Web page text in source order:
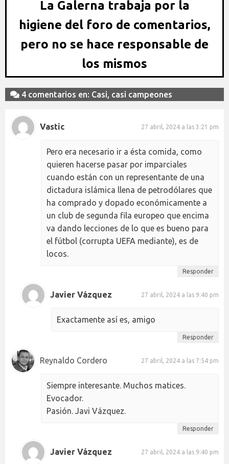
La Galerna trabaja por la
higiene del foro de comentarios,
pero no se hace responsable de
los mismos
4 comentarios en: Casi, casi campeones
Vastic 27 abril, 2024 a las 3:21 pm
Pero era necesario ir a ésta comida, como
quieren hacerse pasar por imparciales
cuando están con un representante de una
dictadura islámica llena de petrodólares que
ha comprado y dopado económicamente a
un club de segunda fila europeo que encima
va dando lecciones de lo que es bueno para
el fútbol (corrupta UEFA mediante), es de
locos.
Responder
Javier Vázquez 27 abril, 2024 a las 9:40 pm
Exactamente así es, amigo
Responder
Reynaldo Cordero 27 abril, 2024 a las 7:54 pm
Siempre interesante. Muchos matices.
Evocador.
Pasión. Javi Vázquez.
Responder
Javier Vázquez 27 abril, 2024 a las 9:40 pm